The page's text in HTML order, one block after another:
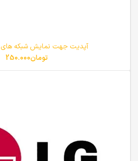
آپدیت جهت نمایش شبکه های HD سری LH
تومان250.000